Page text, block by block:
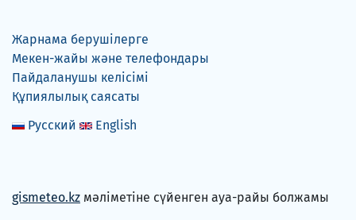
Жарнама берушілерге
Мекен-жайы және телефондары
Пайдаланушы келісімі
Құпиялылық саясаты
Русский
English
gismeteo.kz мәліметіне сүйенген ауа-райы болжамы